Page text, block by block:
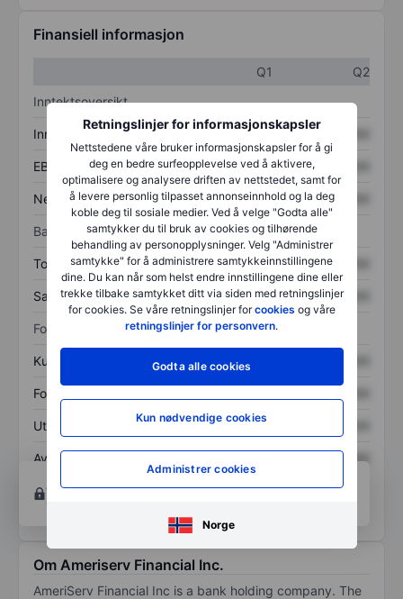
Retningslinjer for informasjonskapsler
Nettstedene våre bruker informasjonskapsler for å gi
deg en bedre surfeopplevelse ved å aktivere,
optimalisere og analysere driften av nettstedet, samt for
å levere personlig tilpasset annonseinnhold og la deg
koble deg til sosiale medier. Ved å velge "Godta alle"
samtykker du til bruk av cookies og tilhørende
behandling av personopplysninger. Velg "Administrer
samtykke" for å administrere samtykkeinnstillingene
dine. Du kan når som helst endre innstillingene dine eller
trekke tilbake samtykket ditt via siden med retningslinjer
for cookies. Se våre retningslinjer forcookies og våre
retningslinjer for personvern.
Godta alle cookies
Kun nødvendige cookies
Administrer cookies
Norge
Finansiell informasjon
Q1
Q2
Inntektsoversikt
Inntekter XXXXXXX XXXXXXX
EBITDA XXXXXXX XXXXXXX
Nettoinntekt XXXXXXX XXXXXXX
Balanse
Totale eiendeler XXXXXXX XXXXXXX
Samlet gjeld XXXXXXX XXXXXXX
Forholdstall
Kurs/salg XXXXXXX
Fortjeneste per aksje
Utbytte per aksje XXXXXXX
Avkastning på
XXXXXXX
Åpne kontofor å få tilgang til flere kartleggings-
og analyseverktøy.
Om Ameriserv Financial Inc.
AmeriServ Financial Inc is a bank holding company. The